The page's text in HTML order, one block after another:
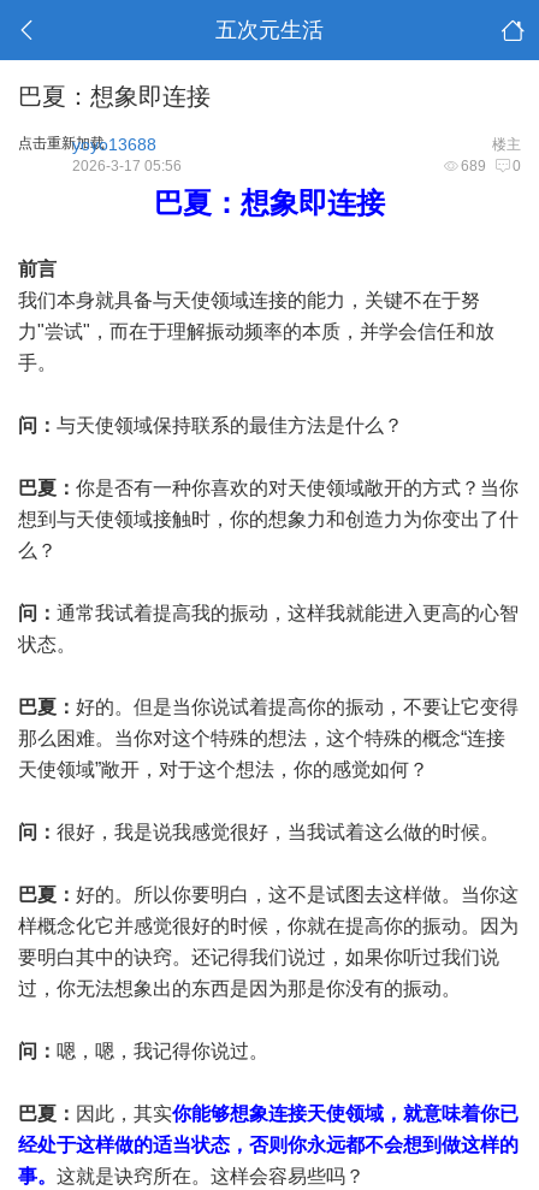
五次元生活
巴夏：想象即连接
点击重新加载 楼主
yoyo13688
689 0
2026-3-17 05:56
巴夏：想象即连接
前言
我们本身就具备与天使领域连接的能力，关键不在于努
力"尝试"，而在于理解振动频率的本质，并学会信任和放
手。
问： 与天使领域保持联系的最佳方法是什么？
巴夏： 你是否有一种你喜欢的对天使领域敞开的方式？当你
想到与天使领域接触时，你的想象力和创造力为你变出了什
么？
问： 通常我试着提高我的振动，这样我就能进入更高的心智
状态。
巴夏： 好的。但是当你说试着提高你的振动，不要让它变得
那么困难。当你对这个特殊的想法，这个特殊的概念“连接
天使领域”敞开，对于这个想法，你的感觉如何？
问： 很好，我是说我感觉很好，当我试着这么做的时候。
巴夏： 好的。所以你要明白，这不是试图去这样做。当你这
样概念化它并感觉很好的时候，你就在提高你的振动。因为
要明白其中的诀窍。还记得我们说过，如果你听过我们说
过，你无法想象出的东西是因为那是你没有的振动。
问： 嗯，嗯，我记得你说过。
巴夏： 因此，其实你能够想象连接天使领域，就意味着你已
经处于这样做的适当状态，否则你永远都不会想到做这样的
事。 这就是诀窍所在。这样会容易些吗？